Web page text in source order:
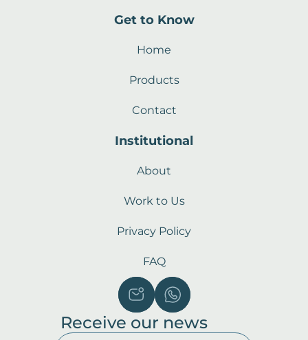
Get to Know
Home
Products
Contact
Institutional
About
Work to Us
Privacy Policy
FAQ
Receive our news